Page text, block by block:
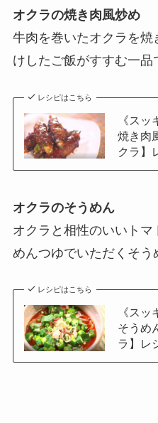
オクラの焼き肉風炒め
牛肉を巻いたオクラを
けしたご飯がすすむ一品
レシピはこちら
《ス
焼き肉
クラ】
オクラのそうめん
オクラと相性のいいト
めんつゆでいただくそう
レシピはこちら
《ス
そうめ
ラ】レ